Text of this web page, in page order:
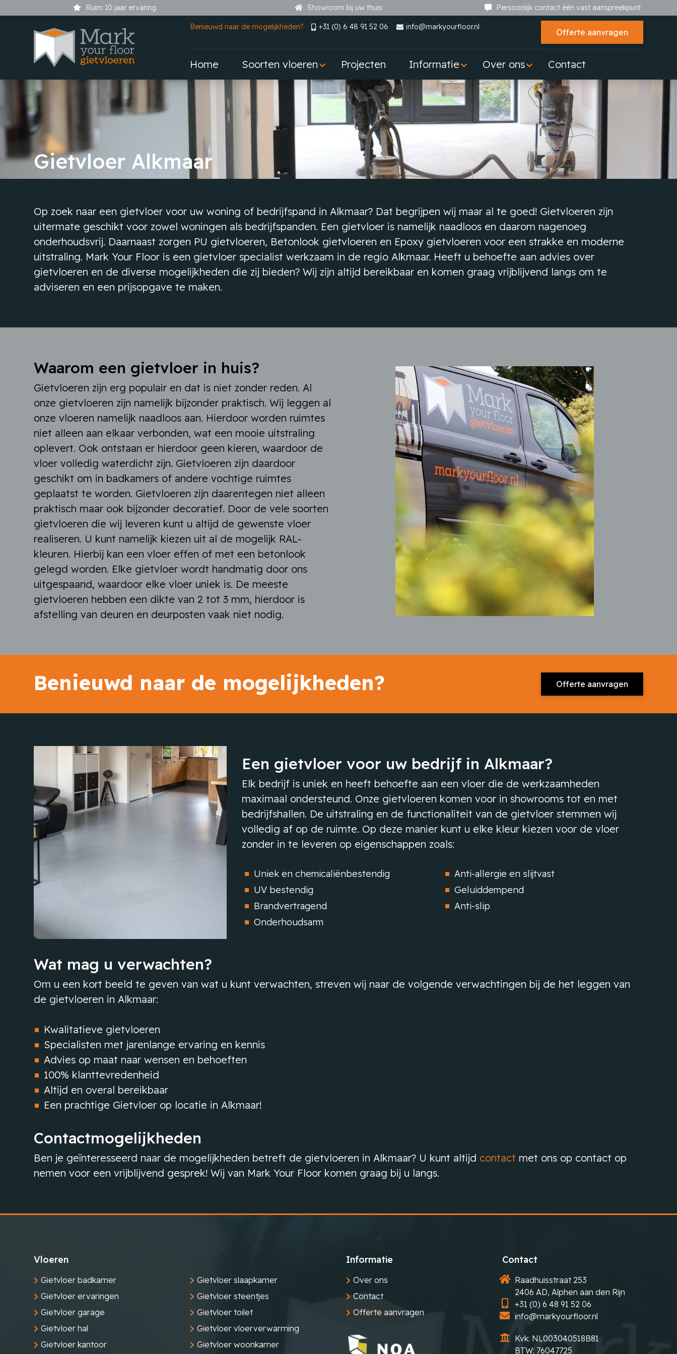
Ruim 10 jaar ervaring Showroom bij uw thuis Persoonlijk contact één vast aanspreekpunt
Benieuwd naar de mogelijkheden? +31 (0) 6 48 91 52 06 info@markyourfloor.nl
Offerte aanvragen
Home Soorten vloeren Projecten Informatie Over ons Contact
Gietvloer Alkmaar
Op zoek naar een gietvloer voor uw woning of bedrijfspand in Alkmaar? Dat begrijpen wij maar al te goed! Gietvloeren zijn
uitermate geschikt voor zowel woningen als bedrijfspanden. Een gietvloer is namelijk naadloos en daarom nagenoeg
onderhoudsvrij. Daarnaast zorgen PU gietvloeren, Betonlook gietvloeren en Epoxy gietvloeren voor een strakke en moderne
uitstraling. Mark Your Floor is een gietvloer specialist werkzaam in de regio Alkmaar. Heeft u behoefte aan advies over
gietvloeren en de diverse mogelijkheden die zij bieden? Wij zijn altijd bereikbaar en komen graag vrijblijvend langs om te
adviseren en een prijsopgave te maken.
Waarom een gietvloer in huis?
Gietvloeren zijn erg populair en dat is niet zonder reden. Al
onze gietvloeren zijn namelijk bijzonder praktisch. Wij leggen al
onze vloeren namelijk naadloos aan. Hierdoor worden ruimtes
niet alleen aan elkaar verbonden, wat een mooie uitstraling
oplevert. Ook ontstaan er hierdoor geen kieren, waardoor de
vloer volledig waterdicht zijn. Gietvloeren zijn daardoor
geschikt om in badkamers of andere vochtige ruimtes
geplaatst te worden. Gietvloeren zijn daarentegen niet alleen
praktisch maar ook bijzonder decoratief. Door de vele soorten
gietvloeren die wij leveren kunt u altijd de gewenste vloer
realiseren. U kunt namelijk kiezen uit al de mogelijk RAL-
kleuren. Hierbij kan een vloer effen of met een betonlook
gelegd worden. Elke gietvloer wordt handmatig door ons
uitgespaand, waardoor elke vloer uniek is. De meeste
gietvloeren hebben een dikte van 2 tot 3 mm, hierdoor is
afstelling van deuren en deurposten vaak niet nodig.
Benieuwd naar de mogelijkheden? Offerte aanvragen
Een gietvloer voor uw bedrijf in Alkmaar?
Elk bedrijf is uniek en heeft behoefte aan een vloer die de werkzaamheden
maximaal ondersteund. Onze gietvloeren komen voor in showrooms tot en met
bedrijfshallen. De uitstraling en de functionaliteit van de gietvloer stemmen wij
volledig af op de ruimte. Op deze manier kunt u elke kleur kiezen voor de vloer
zonder in te leveren op eigenschappen zoals:
Uniek en chemicaliënbestendig
Anti-allergie en slijtvast
UV bestendig
Geluiddempend
Brandvertragend
Anti-slip
Onderhoudsarm
Wat mag u verwachten?
Om u een kort beeld te geven van wat u kunt verwachten, streven wij naar de volgende verwachtingen bij de het leggen van
de gietvloeren in Alkmaar:
Kwalitatieve gietvloeren
Specialisten met jarenlange ervaring en kennis
Advies op maat naar wensen en behoeften
100% klanttevredenheid
Altijd en overal bereikbaar
Een prachtige Gietvloer op locatie in Alkmaar!
Contactmogelijkheden
Ben je geïnteresseerd naar de mogelijkheden betreft de gietvloeren in Alkmaar? U kunt altijd contact met ons op contact op
nemen voor een vrijblijvend gesprek! Wij van Mark Your Floor komen graag bij u langs.
Vloeren
Gietvloer badkamer
Gietvloer ervaringen
Gietvloer garage
Gietvloer hal
Gietvloer kantoor
Gietvloer slaapkamer
Gietvloer steentjes
Gietvloer toilet
Gietvloer vloerverwarming
Gietvloer woonkamer
Informatie
Over ons
Contact
Offerte aanvragen
Contact
Raadhuisstraat 253
2406 AD, Alphen aan den Rijn
+31 (0) 6 48 91 52 06
info@markyourfloor.nl
Kvk: NL003040518B81
BTW: 76047725